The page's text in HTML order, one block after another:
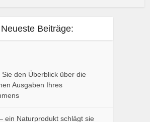
Neueste Beiträge:
Sie den Überblick über die
Ausgaben Ihres
ein Naturprodukt schlägt sie